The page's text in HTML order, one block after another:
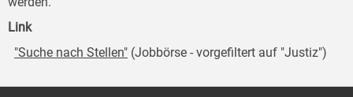
Link
"Suche nach Stellen" (Jobbörse - vorgefiltert auf "Justiz")